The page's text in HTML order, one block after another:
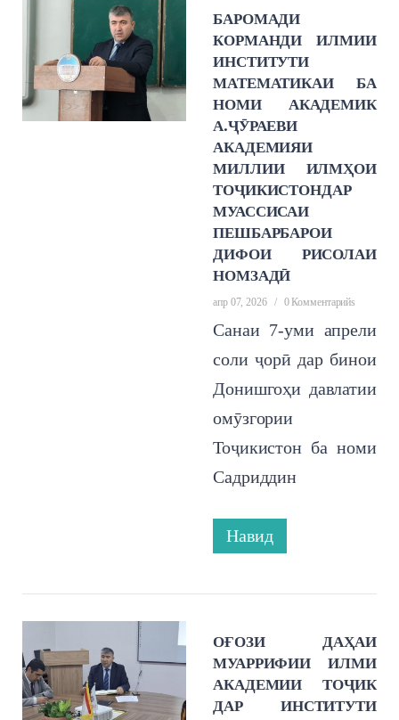
БАРОМАДИ
КОРМАНДИ ИЛМИИ
ИНСТИТУТИ
МАТЕМАТИКАИ БА
НОМИ АКАДЕМИК
А.ҶӮРАЕВИ
АКАДЕМИЯИ
МИЛЛИИ ИЛМҲОИ
ТОҶИКИСТОНДАР
МУАССИСАИ
ПЕШБАРБАРОИ
ДИФОИ РИСОЛАИ
НОМЗАДӢ
апр 07, 2026 / 0 Комментарийs
Санаи 7-уми апрели
соли ҷорӣ дар бинои
Донишгоҳи давлатии
омӯзгории
Тоҷикистон ба номи
Садриддин
Навид
ОҒОЗИ ДАҲАИ
МУАРРИФИИ ИЛМИ
АКАДЕМИИ ТОҶИК
ДАР ИНСТИТУТИ